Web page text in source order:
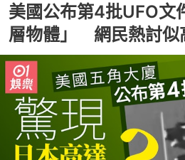
美國公布第4批UFO文
層物體」 網民熱討似